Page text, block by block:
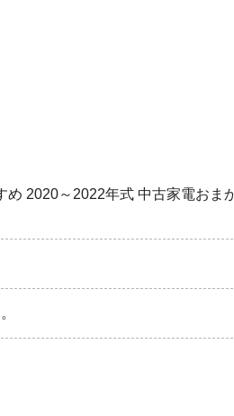
め 2020～2022年式 中古家電おま